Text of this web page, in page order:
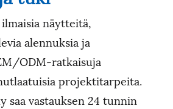
​​näytteitä,
alennuksia ja
ODM-ratkaisuja
projektitarpeita.
saa vastauksen 24 tunnin